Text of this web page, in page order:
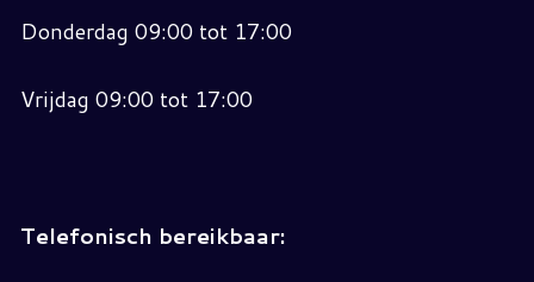
Donderdag 09:00 tot 17:00
Vrijdag 09:00 tot 17:00
Telefonisch bereikbaar: